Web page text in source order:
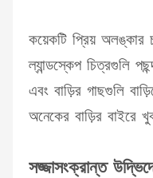
কয়েকটি প্রিয় অলঙ্কার
ল্যান্ডস্কেপ চিত্রগুলি
এবং বাড়ির গাছগুলি
অনেকের বাড়ির বাইরে
সজ্জাসংক্রান্ত